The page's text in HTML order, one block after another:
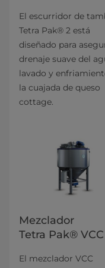
El escurridor de
Tetra Pak® 2 está
diseñado para
drenaje suave del
lavado y
la cuajada de queso
cottage.
Mezclador
Tetra Pak® VCC
El mezclador VCC